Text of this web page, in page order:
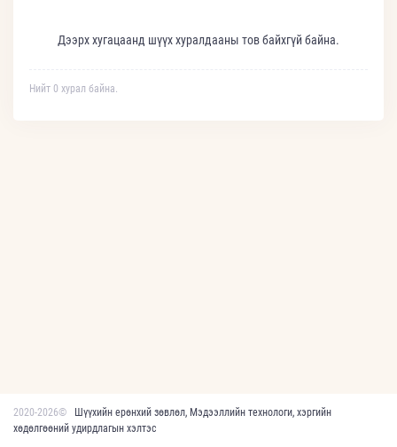
Дээрх хугацаанд шүүх хуралдааны тов байхгүй байна.
Нийт 0 хурал байна.
2020-2026©
Шүүхийн ерөнхий зөвлөл, Мэдээллийн технологи, хэргийн
хөдөлгөөний удирдлагын хэлтэс